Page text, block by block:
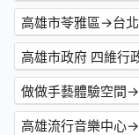
高雄市苓雅區→台
高雄市政府 四維行
做做手藝體驗空間
高雄流行音樂中心